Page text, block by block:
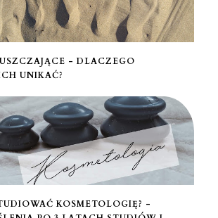
- DLACZEGO
UNIKAĆ?
KOSMETOLOGIĘ? -